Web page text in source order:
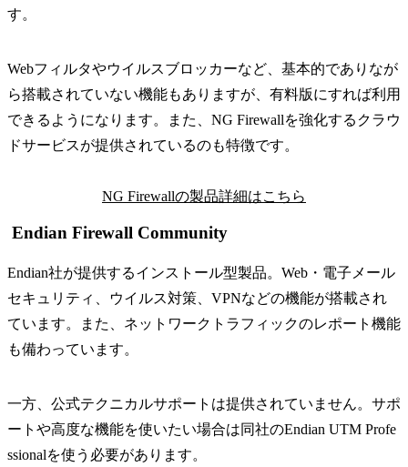
す。
Webフィルタやウイルスブロッカーなど、基本的でありなが
ら搭載されていない機能もありますが、有料版にすれば利用
できるようになります。また、NG Firewallを強化するクラウ
ドサービスが提供されているのも特徴です。
NG Firewallの製品詳細はこちら
Endian Firewall Community
Endian社が提供するインストール型製品。Web・電子メール
セキュリティ、ウイルス対策、VPNなどの機能が搭載され
ています。また、ネットワークトラフィックのレポート機能
も備わっています。
一方、公式テクニカルサポートは提供されていません。サポ
ートや高度な機能を使いたい場合は同社のEndian UTM Profe
ssionalを使う必要があります。